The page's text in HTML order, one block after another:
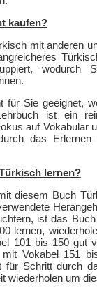
kaufen?
mit anderen
wodurch
für Sie geeignet,
ist ein
auf
das
lernen?
diesem Buch
ist das
lernen,
101 bis 150 gut
Vokabel 151
für Schritt durch
wiederholen um